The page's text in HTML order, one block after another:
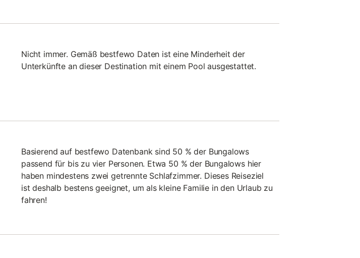
Nicht immer. Gemäß bestfewo Daten ist eine Minderheit der
Unterkünfte an dieser Destination mit einem Pool ausgestattet.
Basierend auf bestfewo Datenbank sind 50 % der Bungalows
passend für bis zu vier Personen. Etwa 50 % der Bungalows hier
haben mindestens zwei getrennte Schlafzimmer. Dieses Reiseziel
ist deshalb bestens geeignet, um als kleine Familie in den Urlaub zu
fahren!